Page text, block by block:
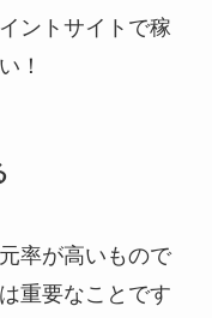
ントサイトで稼
！
率が高いもので
重要なことです